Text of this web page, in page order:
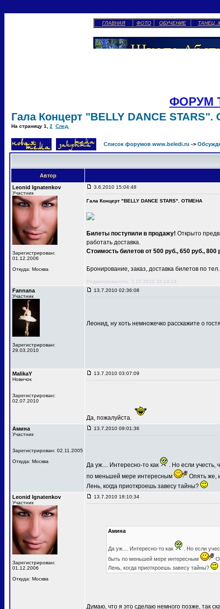
ГЛАВНАЯ ФОТО ОБУЧЕНИЕ ТАНЕЦ
ФОРУМ
Гала Концерт "BELLY DANCE
На страницу 1 2 След.
Список форумов www.beledi.ru ->
Автор
Leonid Ignatenkov
Участник
Зарегистрирован:
01.12.2006
Откуда: Москва
3.6.2010 15:04:48
Гала Концерт "BELLY DANCE STARS". ОТМЕНА
Билеты поступили в продажу! Открыто
работать доставка.
Стоимость билетов от 500 руб., 650 руб., 800
Бронирование, заказ, доставка билетов по
Редактировалось: 3.10.2010 18:14:14
Fannana
Участник
Зарегистрирован:
29.03.2010
13.7.2010 02:36:08
Леонид, ну хоть немножечко расскажите о
MalikaY
Новичок
Зарегистрирован:
02.07.2010
13.7.2010 03:07:09
Да, пожалуйста.
Амина
Участник
Зарегистрирован: 02.11.2005
Откуда: Москва
13.7.2010 09:01:36
Да уж.... Интересно-то как
. Но если учесть,
по меньшей мере интересным
Опять же,
Лень, когда приоткроешь завесу тайны?
Leonid Ignatenkov
Участник
Зарегистрирован:
01.12.2006
Откуда: Москва
13.7.2010 18:10:34
Амина
Да уж.... Интересно-то как
. Но если
быть по меньшей мере интересным
Лень, когда приоткроешь завесу тайны?
Думаю, что я это сделаю немного позже, так